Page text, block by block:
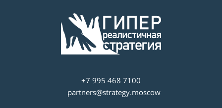
+7 995 468 7100
partners@strategy.moscow